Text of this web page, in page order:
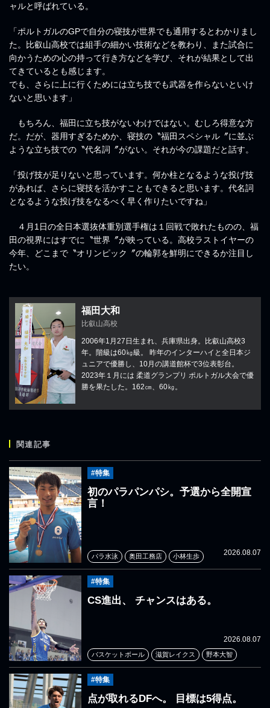
ャルと呼ばれている。
「ポルトガルのGPで自分の寝技が世界でも通用するとわかりまし
た。比叡山高校では組手の細かい技術などを教わり、また試合に
向かうための心の持って行き方などを学び、それが結果として出
てきているとも感じます。
でも、さらに上に行くためには立ち技でも武器を作らないといけ
ないと思います」
もちろん、福田に立ち技がないわけではない。むしろ得意な方
だ。だが、器用すぎるためか、寝技の〝福田スペシャル〞に並ぶ
ような立ち技での〝代名詞〞がない。それが今の課題だと話す。
「投げ技が足りないと思っています。何か柱となるような投げ技
があれば、さらに寝技を活かすこともできると思います。代名詞
となるような投げ技をなるべく早く作りたいですね」
４月1日の全日本選抜体重別選手権は１回戦で敗れたものの、福
田の視界にはすでに〝世界〞が映っている。高校ラストイヤーの
今年、どこまで〝オリンピック〞の輪郭を鮮明にできるか注目し
たい。
福田大和
比叡山高校
2006年1月27日生まれ、兵庫県出身。比叡山高校3
年。階級は60㎏級。 昨年のインターハイと全日本ジ
ュニアで優勝し、10月の講道館杯で3位表彰台。
2023年１月には 柔道グランプリ ポルトガル大会で優
勝を果たした。162㎝、60㎏。
関連記事
#特集
初のパラパンパシ。予選から全開宣
言！
2026.08.07
パラ水泳 奥田工務店 小林生歩
#特集
CS進出、 チャンスはある。
2026.08.07
バスケットボール 滋賀レイクス 野本大智
#特集
点が取れるDFへ。 目標は5得点。